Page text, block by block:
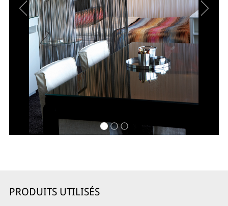
PRODUITS UTILISÉS